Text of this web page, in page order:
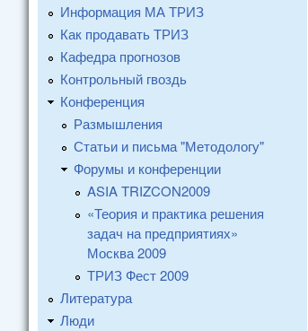
Информация МА ТРИЗ
Как продавать ТРИЗ
Кафедра прогнозов
Контрольный гвоздь
Конференция
Размышления
Статьи и письма "Методологу"
Форумы и конференции
ASIA TRIZCON2009
«Теория и практика решения
задач на предприятиях»
Москва 2009
ТРИЗ Фест 2009
Литература
Люди